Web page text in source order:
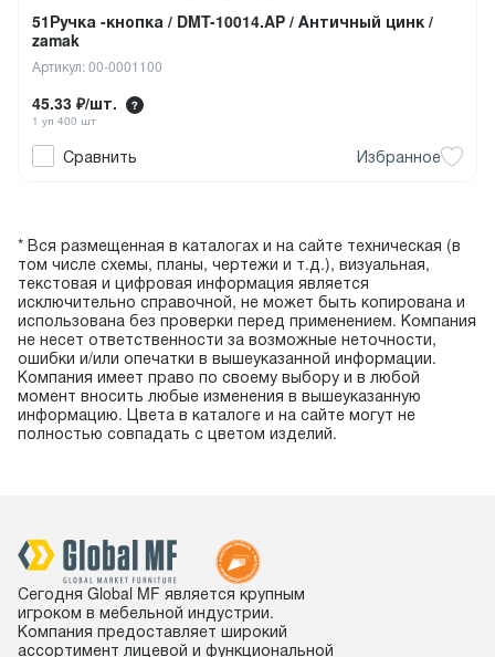
51Ручка -кнопка / DMT-10014.AP / Античный цинк /
zamak
Артикул: 00-0001100
45.33 ₽/шт.
1 уп 400 шт
Сравнить Избранное
* Вся размещенная в каталогах и на сайте техническая (в
том числе схемы, планы, чертежи и т.д.), визуальная,
текстовая и цифровая информация является
исключительно справочной, не может быть копирована и
использована без проверки перед применением. Компания
не несет ответственности за возможные неточности,
ошибки и/или опечатки в вышеуказанной информации.
Компания имеет право по своему выбору и в любой
момент вносить любые изменения в вышеуказанную
информацию. Цвета в каталоге и на сайте могут не
полностью совпадать с цветом изделий.
Сегодня Global MF является крупным
игроком в мебельной индустрии.
Компания предоставляет широкий
ассортимент лицевой и функциональной